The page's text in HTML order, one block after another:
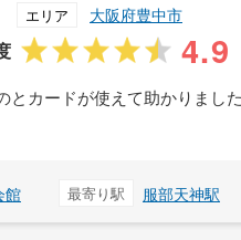
エリア 大阪府豊中市
4.9
カードが使えて助かりました
館 最寄り駅 服部天神駅